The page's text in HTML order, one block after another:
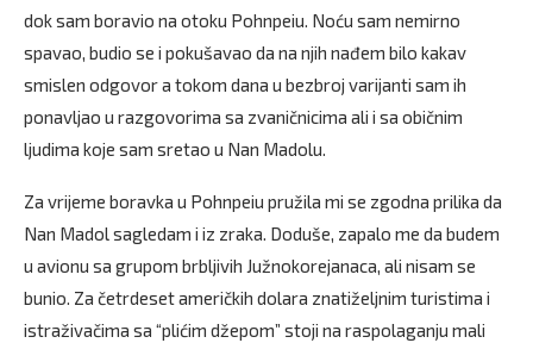
dok sam boravio na otoku Pohnpeiu. Noću sam nemirno
spavao, budio se i pokušavao da na njih nađem bilo kakav
smislen odgovor a tokom dana u bezbroj varijanti sam ih
ponavljao u razgovorima sa zvaničnicima ali i sa običnim
ljudima koje sam sretao u Nan Madolu.
Za vrijeme boravka u Pohnpeiu pružila mi se zgodna prilika da
Nan Madol sagledam i iz zraka. Doduše, zapalo me da budem
u avionu sa grupom brbljivih Južnokorejanaca, ali nisam se
bunio. Za četrdeset američkih dolara znatiželjnim turistima i
istraživačima sa “plićim džepom” stoji na raspolaganju mali